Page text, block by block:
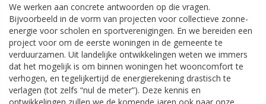
We werken aan concrete antwoorden op die vragen.
Bijvoorbeeld in de vorm van projecten voor collectieve zonne-
energie voor scholen en sportverenigingen. En we bereiden een
project voor om de eerste woningen in de gemeente te
verduurzamen. Uit landelijke ontwikkelingen weten we immers
dat het mogelijk is om binnen woningen het wooncomfort te
verhogen, en tegelijkertijd de energierekening drastisch te
verlagen (tot zelfs “nul de meter”). Deze kennis en
ontwikkelingen zullen we de komende jaren ook naar onze